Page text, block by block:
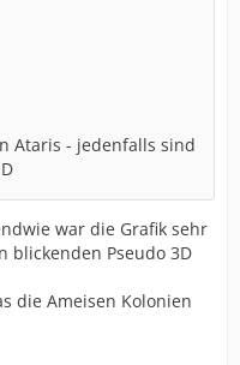
Ataris - jedenfalls sind
war die Grafik sehr
blickenden Pseudo 3D
die Ameisen Kolonien